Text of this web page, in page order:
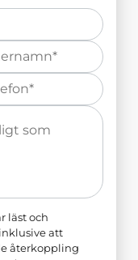
läst och
att
återkoppling